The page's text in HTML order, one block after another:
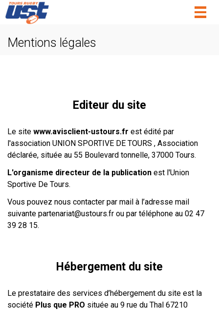
Mentions légales
Editeur du site
Le site www.avisclient-ustours.fr est édité par
l'association UNION SPORTIVE DE TOURS , Association
déclarée, située au 55 Boulevard tonnelle, 37000 Tours.
L'organisme directeur de la publication est l'Union
Sportive De Tours.
Vous pouvez nous contacter par mail à l’adresse mail
suivante partenariat@ustours.fr ou par téléphone au 02 47
39 28 15.
Hébergement du site
Le prestataire des services d’hébergement du site est la
société Plus que PRO située au 9 rue du Thal 67210